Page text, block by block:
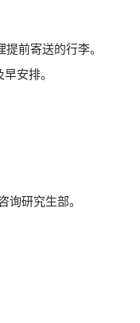
前寄送的行李。
安排。
询研究生部。